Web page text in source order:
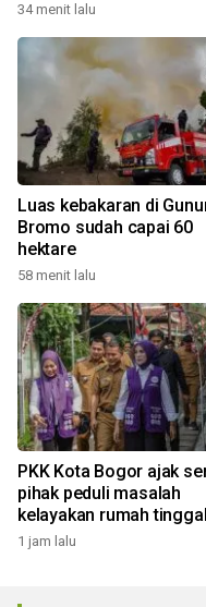
34 menit lalu
Luas kebakaran di
Bromo sudah capai 60
hektare
58 menit lalu
PKK Kota Bogor ajak
pihak peduli masalah
kelayakan rumah tinggal
1 jam lalu